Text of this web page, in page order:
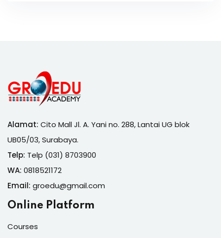
Alamat: Cito Mall Jl. A. Yani no. 288, Lantai UG blok
UB05/03, Surabaya.
Telp: Telp (031) 8703900
WA: 0818521172
Email: groedu@gmail.com
Online Platform
Courses